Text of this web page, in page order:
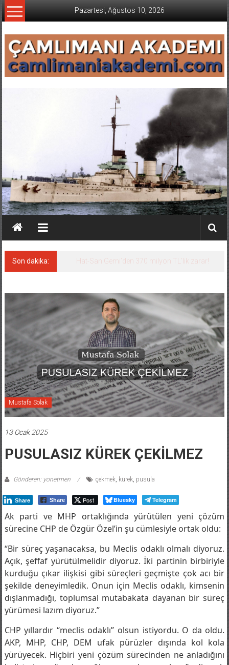
İçeriğe
geç
Pazartesi, Ağustos 10, 2026
Son dakika:
Arkas Deniz Filosu Uluslararası Liman
Mustafa Solak
13 Ocak 2025
Gönderen: yonetmen çekmek,kürek,pusula
Share Share Post Bluesky Telegram
Ak parti ve MHP ortaklığında yürütülen yeni çözüm
sürecine CHP de Özgür Özel’in şu cümlesiyle ortak oldu:
“Bir süreç yaşanacaksa, bu Meclis odaklı olmalı diyoruz.
Açık, şeffaf yürütülmelidir diyoruz. İki partinin birbiriyle
kurduğu çıkar ilişkisi gibi süreçleri geçmişte çok acı bir
şekilde deneyimledik. Onun için Meclis odaklı, kimsenin
dışlanmadığı, toplumsal mutabakata dayanan bir süreç
yürümesi lazım diyoruz.”
CHP yıllardır “meclis odaklı” olsun istiyordu. O da oldu.
AKP, MHP, CHP, DEM ufak pürüzler dışında kol kola